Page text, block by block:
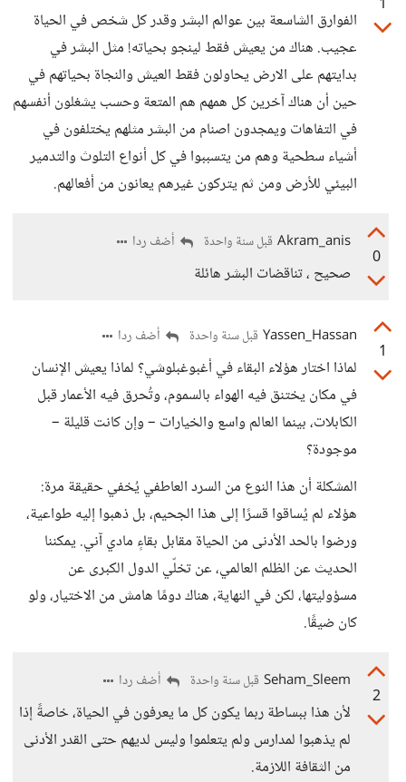
الفوارق الشاسعة بين عوالم البشر وقدر كل شخص في الحياة
عجيب. هناك من يعيش فقط لينجو بحياته! مثل البشر في
بدايتهم على الارض يحاولون فقط العيش والنجاة بحياتهم في
حين أن هناك آخرين كل همهم هم المتعة وحسب يشغلون أنفسهم
في التفاهات ويمجدون اصنام من البشر مثلهم يختلفون في
أشياء سطحية وهم من يتسببوا في كل أنواع التلوث والتدمير
البيئي للأرض ومن ثم يتركون غيرهم يعانون من أفعالهم.
0
Akram_anis قبل سنة واحدة أضف ردا
صحيح ، تناقضات البشر هائلة
1
Yassen_Hassan قبل سنة واحدة أضف ردا
لماذا اختار هؤلاء البقاء في أغبوغبلوشي؟ لماذا يعيش الإنسان
في مكان يختنق فيه الهواء بالسموم، وتُحرق فيه الأعمار قبل
الكابلات، بينما العالم واسع والخيارات – وإن كانت قليلة –
موجودة؟
المشكلة أن هذا النوع من السرد العاطفي يُخفي حقيقة مرة:
هؤلاء لم يُساقوا قسرًا إلى هذا الجحيم، بل ذهبوا إليه طواعية،
ورضوا بالحد الأدنى من الحياة مقابل بقاءٍ مادي آني. يمكننا
الحديث عن الظلم العالمي، عن تخلّي الدول الكبرى عن
مسؤوليتها، لكن في النهاية، هناك دومًا هامش من الاختيار، ولو
كان ضيقًا.
2
Seham_Sleem قبل سنة واحدة أضف ردا
لأن هذا ببساطة ربما يكون كل ما يعرفون في الحياة، خاصةً إذا
لم يذهبوا لمدارس ولم يتعلموا وليس لديهم حتى القدر الأدنى
من الثقافة اللازمة.